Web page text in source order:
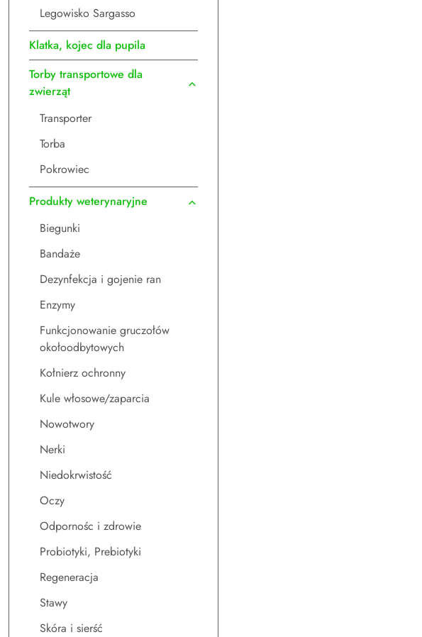
Legowisko Sargasso
Klatka, kojec dla pupila
Torby transportowe dla
zwierząt
Transporter
Torba
Pokrowiec
Produkty weterynaryjne
Biegunki
Bandaże
Dezynfekcja i gojenie ran
Enzymy
Funkcjonowanie gruczołów
okołoodbytowych
Kołnierz ochronny
Kule włosowe/zaparcia
Nowotwory
Nerki
Niedokrwistość
Oczy
Odpornośc i zdrowie
Probiotyki, Prebiotyki
Regeneracja
Stawy
Skóra i sierść